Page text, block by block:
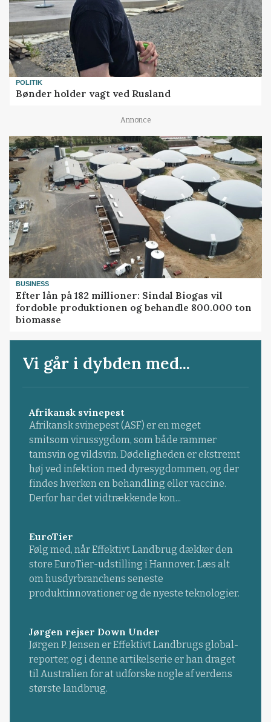
POLITIK
Bønder holder vagt ved Rusland
Annonce
BUSINESS
Efter lån på 182 millioner: Sindal Biogas vil
fordoble produktionen og behandle 800.000 ton
biomasse
Vi går i dybden med...
Afrikansk svinepest
Afrikansk svinepest (ASF) er en meget
smitsom virussygdom, som både rammer
tamsvin og vildsvin. Dødeligheden er ekstremt
høj ved infektion med dyresygdommen, og der
findes hverken en behandling eller vaccine.
Derfor har det vidtrækkende kon...
EuroTier
Følg med, når Effektivt Landbrug dækker den
store EuroTier-udstilling i Hannover. Læs alt
om husdyrbranchens seneste
produktinnovationer og de nyeste teknologier.
Jørgen rejser Down Under
Jørgen P. Jensen er Effektivt Landbrugs global-
reporter, og i denne artikelserie er han draget
til Australien for at udforske nogle af verdens
største landbrug.